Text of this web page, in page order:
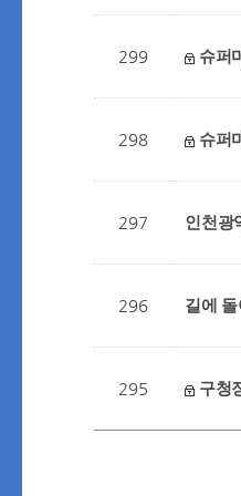
299 슈퍼
298 슈퍼
297 인천광
296 길에
295 구청